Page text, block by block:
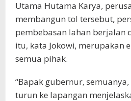
Utama Hutama Karya,
membangun tol tersebut,
pembebasan lahan berjalan
itu, kata Jokowi, merupakan
semua pihak.
“Bapak gubernur,
turun ke lapangan